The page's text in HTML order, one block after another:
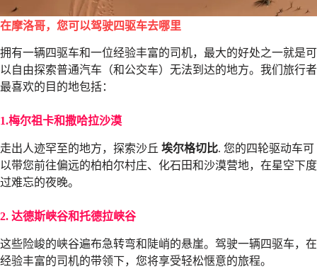
在摩洛哥，您可以驾驶四驱车去哪里
拥有一辆四驱车和一位经验丰富的司机，最大的好处之一就是可
以自由探索普通汽车（和公交车）无法到达的地方。我们旅行者
最喜欢的目的地包括：
1.梅尔祖卡和撒哈拉沙漠
走出人迹罕至的地方，探索沙丘 埃尔格切比. 您的四轮驱动车可
以带您前往偏远的柏柏尔村庄、化石田和沙漠营地，在星空下度
过难忘的夜晚。
2. 达德斯峡谷和托德拉峡谷
这些险峻的峡谷遍布急转弯和陡峭的悬崖。驾驶一辆四驱车，在
经验丰富的司机的带领下，您将享受轻松惬意的旅程。